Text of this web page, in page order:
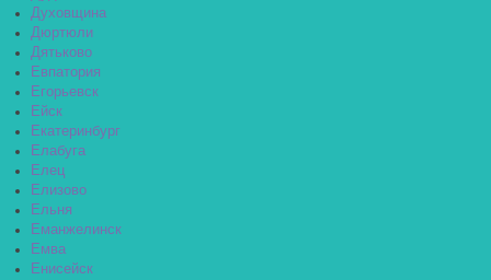
Духовщина
Дюртюли
Дятьково
Евпатория
Егорьевск
Ейск
Екатеринбург
Елабуга
Елец
Елизово
Ельня
Еманжелинск
Емва
Енисейск